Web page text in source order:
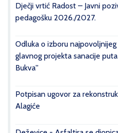
Dječji vrtić Radost – Javni
pedagošku 2026./2027.
Odluka o izboru
glavnog projekta sanacije
Bukva''
Potpisan ugovor za
Alagiće